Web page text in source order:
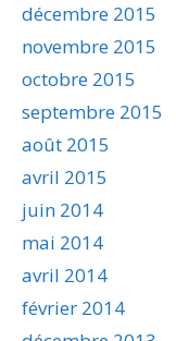
décembre 2015
novembre 2015
octobre 2015
septembre 2015
août 2015
avril 2015
juin 2014
mai 2014
avril 2014
février 2014